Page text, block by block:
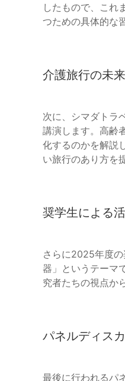
したもので、これ
つための具体的な
介護旅行の未来
次に、シマダトラ
講演します。高齢
化するのかを解説
い旅行のあり方を
奨学生による
さらに2025年度
器」というテーマ
究者たちの視点か
パネルディス
最後に行われるパ